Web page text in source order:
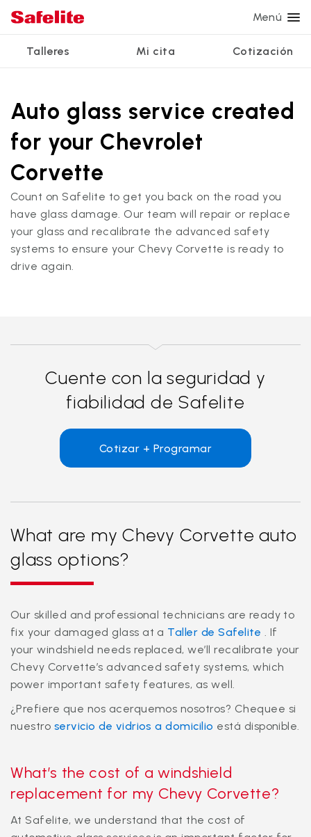
Menú
Talleres Mi cita Cotización
Servicios
Reparación de parabrisas
Reemplazo de parabrisas
Reemplazo del vidrio trasero
Reemplazo de ventanilla lateral
Reparación de vidrio a domicilio
Reparación de ventanillas eléctricas
Recalibrado de los sistemas de seguridad
Reparación y reemplazo comercial
Reseñas de clientes
Garantía nacional
Safelite Foundation
Ver todos los servicios
Estamos contratando
Mi cita
Cotizar + Programar
Auto glass service created
for your Chevrolet
Corvette
Count on Safelite to get you back on the road you
have glass damage. Our team will repair or replace
your glass and recalibrate the advanced safety
systems to ensure your Chevy Corvette is ready to
drive again.
Cuente con la seguridad y
fiabilidad de Safelite
Cotizar + Programar
What are my Chevy Corvette auto
glass options?
Our skilled and professional technicians are ready to
fix your damaged glass at a Taller de Safelite . If
your windshield needs replaced, we’ll recalibrate your
Chevy Corvette’s advanced safety systems, which
power important safety features, as well.
¿Prefiere que nos acerquemos nosotros? Chequee si
nuestro servicio de vidrios a domicilio está disponible.
What’s the cost of a windshield
replacement for my Chevy Corvette?
At Safelite, we understand that the cost of